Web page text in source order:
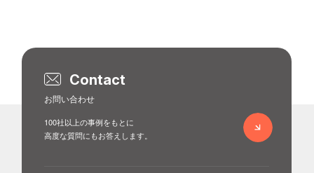
Contact
お問い合わせ
100社以上の事例をもとに
高度な質問にもお答えします。